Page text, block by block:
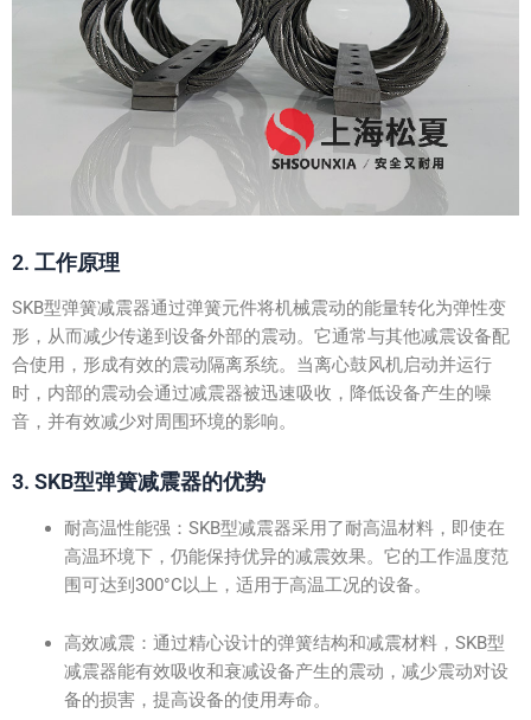
2. 工作原理
SKB型弹簧减震器通过弹簧元件将机械震动的能量转化为弹性变
形，从而减少传递到设备外部的震动。它通常与其他减震设备配
合使用，形成有效的震动隔离系统。当离心鼓风机启动并运行
时，内部的震动会通过减震器被迅速吸收，降低设备产生的噪
音，并有效减少对周围环境的影响。
3. SKB型弹簧减震器的优势
耐高温性能强：SKB型减震器采用了耐高温材料，即使在
高温环境下，仍能保持优异的减震效果。它的工作温度范
围可达到300°C以上，适用于高温工况的设备。
高效减震：通过精心设计的弹簧结构和减震材料，SKB型
减震器能有效吸收和衰减设备产生的震动，减少震动对设
备的损害，提高设备的使用寿命。